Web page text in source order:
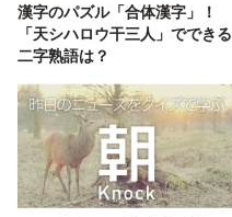
漢字のパズル「合体漢字」！
「天シハロウ干三人」でできる
二字熟語は？